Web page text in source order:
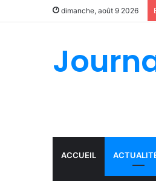
dimanche, août 9 2026
ACCUEIL